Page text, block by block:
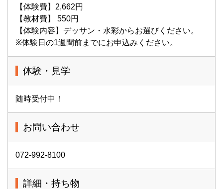
【体験費】2,662円
【教材費】 550円
【体験内容】デッサン・水彩からお選びください。
※体験日の1週間前までにお申込みください。
体験・見学
随時受付中！
お問い合わせ
072-992-8100
詳細・持ち物